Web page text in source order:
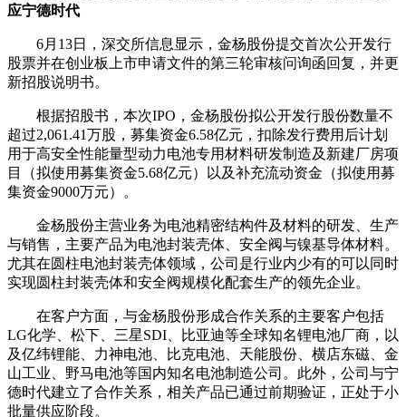
应宁德时代
6月13日，深交所信息显示，金杨股份提交首次公开发行
股票并在创业板上市申请文件的第三轮审核问询函回复，并更
新招股说明书。
根据招股书，本次IPO，金杨股份拟公开发行股份数量不
超过2,061.41万股，募集资金6.58亿元，扣除发行费用后计划
用于高安全性能量型动力电池专用材料研发制造及新建厂房项
目（拟使用募集资金5.68亿元）以及补充流动资金（拟使用募
集资金9000万元）。
金杨股份主营业务为电池精密结构件及材料的研发、生产
与销售，主要产品为电池封装壳体、安全阀与镍基导体材料。
尤其在圆柱电池封装壳体领域，公司是行业内少有的可以同时
实现圆柱封装壳体和安全阀规模化配套生产的领先企业。
在客户方面，与金杨股份形成合作关系的主要客户包括
LG化学、松下、三星SDI、比亚迪等全球知名锂电池厂商，以
及亿纬锂能、力神电池、比克电池、天能股份、横店东磁、金
山工业、野马电池等国内知名电池制造公司。此外，公司与宁
德时代建立了合作关系，相关产品已通过前期验证，正处于小
批量供应阶段。